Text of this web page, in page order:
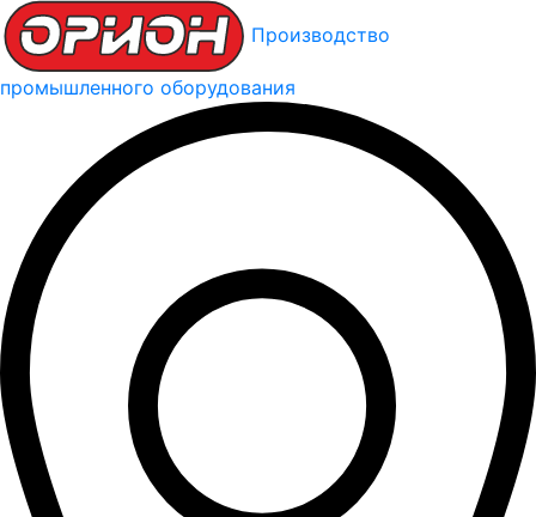
Производство
промышленного оборудования